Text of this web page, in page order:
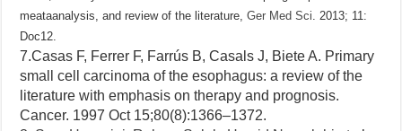
meataanalysis, and review of the literature,Ger Med Sci. 2013; 11:
Doc12.
7.Casas F, Ferrer F, Farrús B, Casals J, Biete A. Primary
small cell carcinoma of the esophagus: a review of the
literature with emphasis on therapy and prognosis.
Cancer. 1997 Oct 15;80(8):1366–1372.